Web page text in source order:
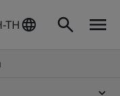
TH